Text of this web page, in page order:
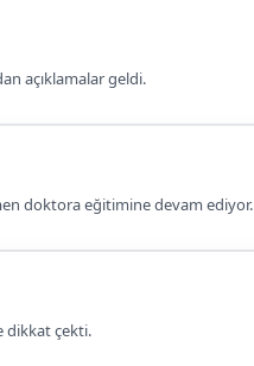
açıklamalar geldi.
doktora eğitimine devam ediyor.
dikkat çekti.